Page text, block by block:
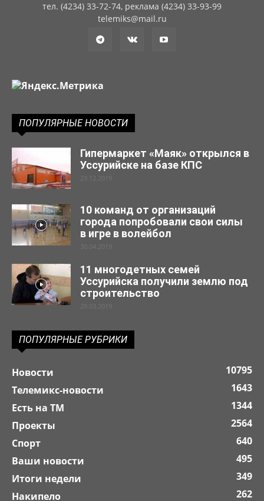
тел. (4234) 33-72-74, реклама (4234) 33-93-99
telemiks@mail.ru
ПОПУЛЯРНЫЕ НОВОСТИ
Гипермаркет «Маяк» открылся в
Уссурийске на базе КПС
23.12.2019
10 команд от организаций
города попробовали свои силы
в игре в волейбол
30.04.2019
11 многодетных семей
Уссурийска получили землю под
строительство
29.03.2019
ПОПУЛЯРНЫЕ РУБРИКИ
Новости
10795
Телемикс-новости
1643
Есть на ТМ
1344
Проекты
2564
Спорт
640
Ваши новости
495
Итоги недели
349
Накипело
262